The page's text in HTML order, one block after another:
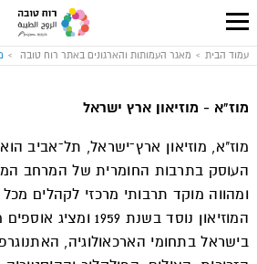
עבור
לעמוד
רוח
עמוד הבית מאגר העמותות והארגונים באתר רוח טובה
מוז"א - מוזיאון ארץ ישראל
מוז"א, מוזיאון ארץ־ישראל, תל־אביב הוא
העוסק בתרבות החומרית של המרחב
ומהווה מוקד תרבותי מרכזי לקהלים
המוזיאון נוסד בשנת
בישראל בתחומי הארכאולוגיה,